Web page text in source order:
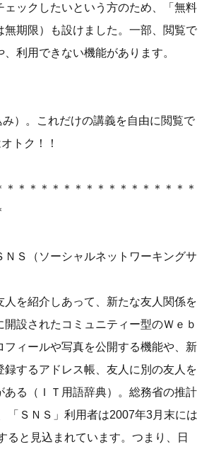
ェックしたいという方のため、「無料
無期限）も設けました。一部、閲覧で
利用できない機能があります。
）。これだけの講義を自由に閲覧で
トク！！
＊＊＊＊＊＊＊＊＊＊＊＊＊＊＊＊＊
ＮＳ（ソーシャルネットワーキングサ
人を紹介しあって、新たな友人関係を
開設されたコミュニティー型のＷｅｂ
フィールや写真を公開する機能や、新
録するアドレス帳、友人に別の友人を
ある（ＩＴ用語辞典）。総務省の推計
「ＳＮＳ」利用者は2007年3月末には
ると見込まれています。つまり、日